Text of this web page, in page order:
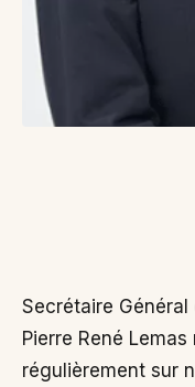
Secrétaire Général
Pierre René
régulièrement sur